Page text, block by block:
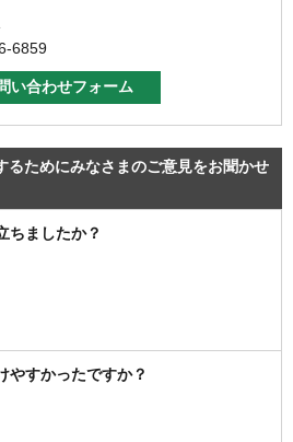
6859
るためにみなさまのご意見をお聞かせ
ちましたか？
やすかったですか？